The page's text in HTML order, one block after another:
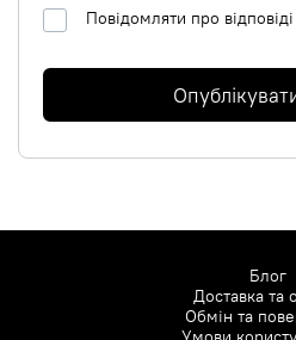
Повідомляти про
Блог
Доставка та
Обмін та